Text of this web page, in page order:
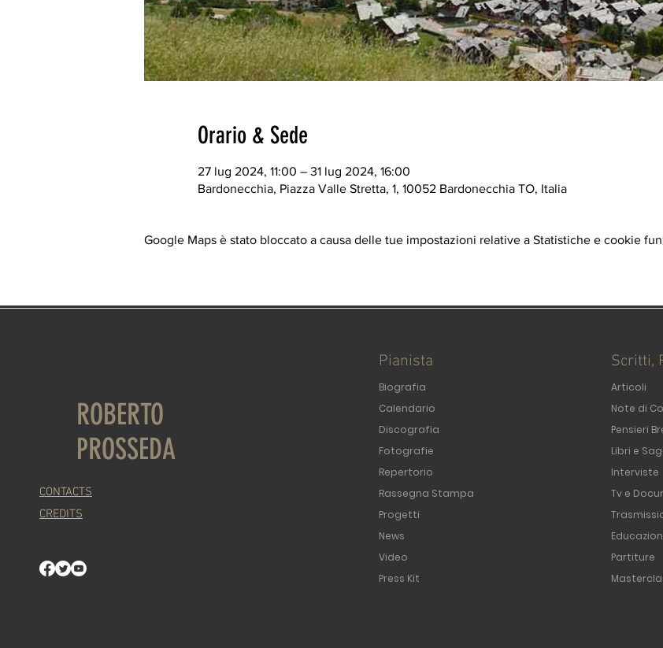
Orario & Sede
27 lug 2024, 11:00 – 31 lug 2024, 16:00
Bardonecchia, Piazza Valle Stretta, 1, 10052 Bardonecchia TO, Italia
Google Maps è stato bloccato a causa delle tue impostazioni relative a Statistiche e cookie
ROBERTO
PROSSEDA
CONTACTS
CREDITS
Pianista
Biografia
Calendario
Discografia
Fotografie
Repertorio
Rassegna Stampa
Progetti
News
Video
Press Kit
Scritti,
Articoli
Note di
Pensieri
Libri e
Interviste
Tv e
Partiture